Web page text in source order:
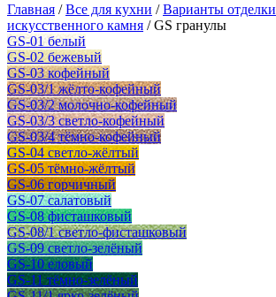
Главная /Все для кухни /Варианты отделки
искусственного камня /GS гранулы
GS-01 белый
GS-02 бежевый
GS-03 кофейный
GS-03/1 жёлто-кофейный
GS-03/2 молочно-кофейный
GS-03/3 светло-кофейный
GS-03/4 тёмно-кофейный
GS-04 светло-жёлтый
GS-05 тёмно-жёлтый
GS-06 горчичный
GS-07 салатовый
GS-08 фисташковый
GS-08/1 светло-фисташковый
GS-09 светло-зелёный
GS-10 еловый
GS-11 тёмно-зелёный